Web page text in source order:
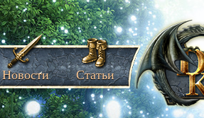
Новости Статьи